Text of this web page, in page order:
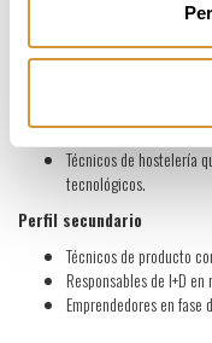
Perfil principal
Cocineros y chefs
Profesionales de
Técnicos de hostelería
tecnológicos.
Perfil secundario
Técnicos de producto
Responsables de I+D
Emprendedores en